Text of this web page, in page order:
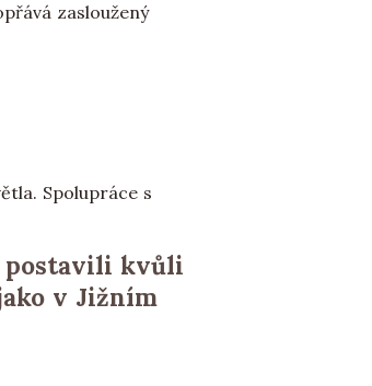
zasloužený
Spolupráce s
postavili kvůli
v Jižním